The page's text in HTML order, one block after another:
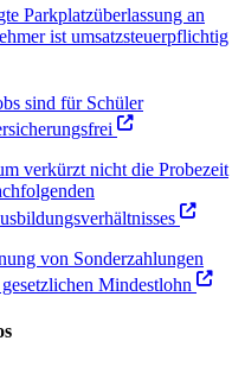
Parkplatzüberlassung an
ist umsatzsteuerpflichtig
sind für Schüler
verkürzt nicht die Probezeit
von Sonderzahlungen
Mindestlohn